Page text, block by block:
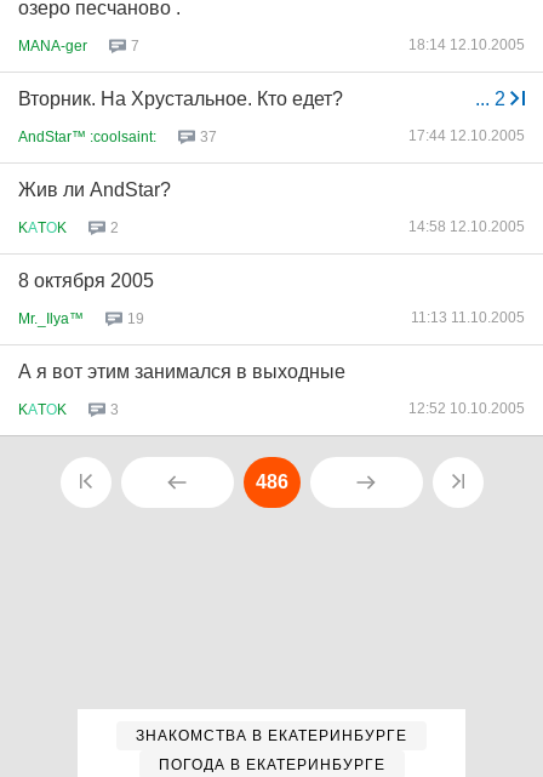
озеро песчаново .
MANA-ger 7 18:14 12.10.2005
... 2
Вторник. На Хрустальное. Кто едет?
AndStar™ :coolsaint: 37 17:44 12.10.2005
Жив ли AndStar?
KАTОK 2 14:58 12.10.2005
8 октября 2005
Mr._Ilya™ 19 11:13 11.10.2005
А я вот этим занимался в выходные
KАTОK 3 12:52 10.10.2005
486
ЗНАКОМСТВА В ЕКАТЕРИНБУРГЕ
ПОГОДА В ЕКАТЕРИНБУРГЕ